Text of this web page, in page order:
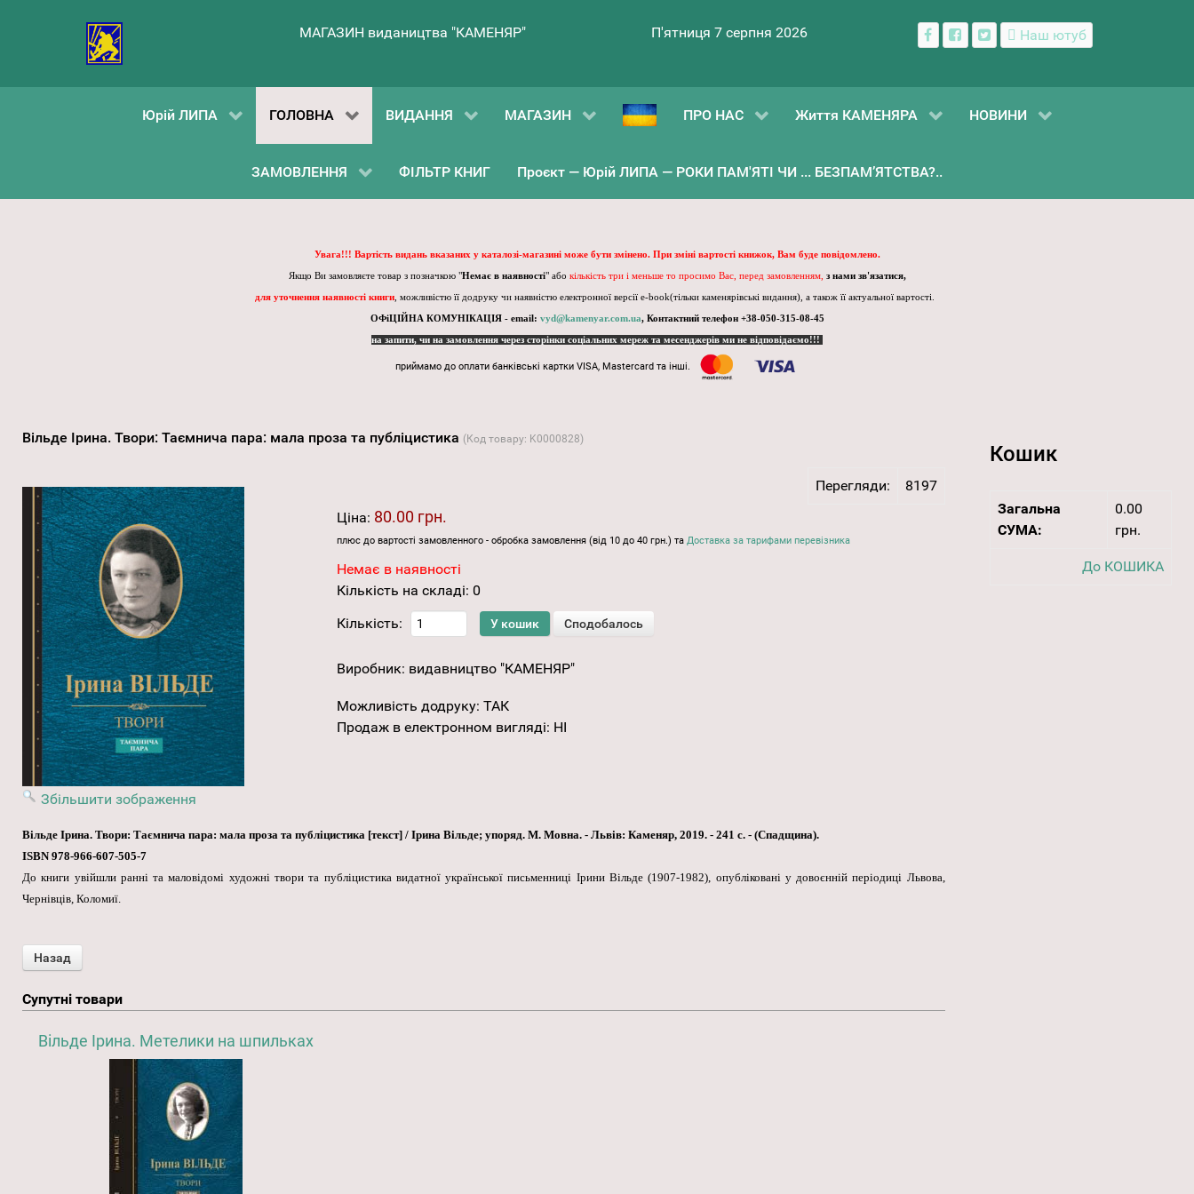
МАГАЗИН видаництва "КАМЕНЯР" П'ятниця 7 серпня 2026 Наш ютуб
Юрій ЛИПА ГОЛОВНА ВИДАННЯ МАГАЗИН ПРО НАС Життя КАМЕНЯРА НОВИНИ
ЗАМОВЛЕННЯ ФІЛЬТР КНИГ Проєкт — Юрій ЛИПА — РОКИ ПАМ'ЯТІ ЧИ ... БЕЗПАМ’ЯТСТВА?..
Увага!!! Вартість видань вказаних у каталозі-магазині може бути змінено. При зміні вартості книжок, Вам буде повідомлено.
Якщо Ви замовляєте товар з позначкою "Немає в наявності" або кількість три і меньше то просимо Вас, перед замовленням, з нами зв'язатися,
для уточнення наявності книги, можливістю її додруку чи наявністю електронної версії e-book(тільки каменярівські видання), а також її актуальної вартості.
ОФіЦІЙНА КОМУНІКАЦІЯ - email: vyd@kamenyar.com.ua, Контактний телефон +38-050-315-08-45
на запити, чи на замовлення через сторінки соціальних мереж та месенджерів ми не відповідаємо!!!
приймамо до оплати банківські картки VISA, Mastercard та інші.
Вільде Ірина. Твори: Таємнича пара: мала проза та публіцистика (Код товару: K0000828)
Перегляди: 8197
Збільшити зображення
Ціна: 80.00 грн.
плюс до вартості замовленного - обробка замовлення (від 10 до 40 грн.) та Доставка за тарифами перевізника
Немає в наявності
Кількість на складі: 0
Кількість:
Виробник: видавництво "КАМЕНЯР"
Можливість додруку: ТАК
Продаж в електронном вигляді: НІ
Вільде Ірина. Твори: Таємнича пара: мала проза та публіцистика [текст] / Ірина Вільде; упоряд. М. Мовна. - Львів: Каменяр, 2019. - 241 с. - (Спадщина).
ISBN 978-966-607-505-7
До книги увійшли ранні та маловідомі художні твори та публіцистика видатної української письменниці Ірини Вільде (1907-1982), опубліковані у довоєнній періодиці Львова,
Чернівців, Коломиї.
Супутні товари
Вільде Ірина. Метелики на шпильках
Кошик
Загальна
СУМА:
0.00
грн.
До КОШИКА